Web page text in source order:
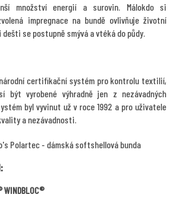
množství energií a surovin. Málokdo si
impregnace na bundě ovlivňuje životní
se postupně smývá a vtéká do půdy.
certifikační systém pro kontrolu textilií,
být vyrobené výhradně jen z nezávadných
byl vyvinut už v roce 1992 a pro uživatele
a nezávadnosti.
WINDBLOC®